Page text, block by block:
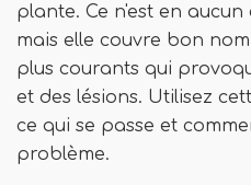
plante. Ce n'est en aucun
mais elle couvre bon
plus courants qui
et des lésions. Utilisez
ce qui se passe et
problème.